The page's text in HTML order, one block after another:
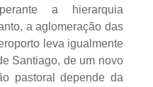
a hierarquia
a aglomeração das
leva igualmente
Santiago, de um novo
pastoral depende da